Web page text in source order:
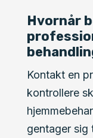
Hvornår
Kontakt en
kontrollere
gentager sig